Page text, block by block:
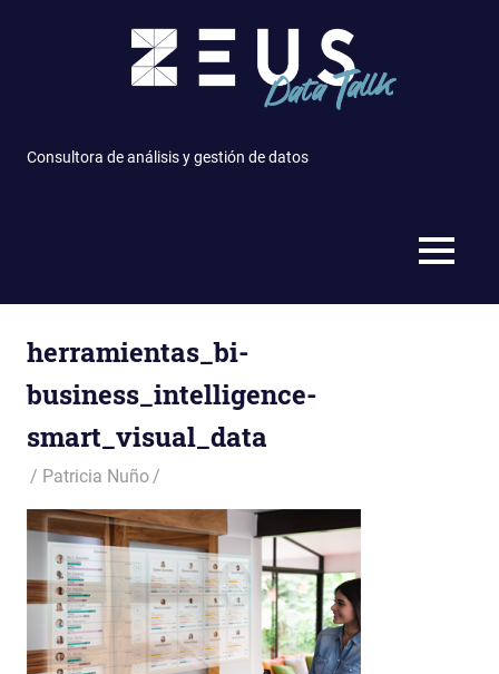
Consultora de análisis y gestión de datos
MENÚ
herramientas_bi-
business_intelligence-
smart_visual_data
Patricia Nuño